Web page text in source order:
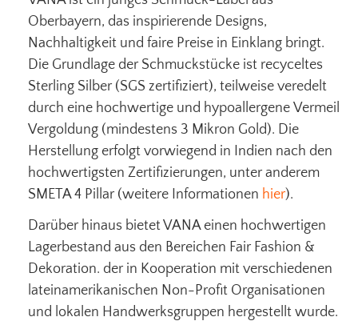
Oberbayern, das inspirierende Designs,
Nachhaltigkeit und faire Preise in Einklang bringt.
Die Grundlage der Schmuckstücke ist recyceltes
Sterling Silber (SGS zertifiziert), teilweise veredelt
durch eine hochwertige und hypoallergene Vermeil
Vergoldung (mindestens 3 Mikron Gold). Die
Herstellung erfolgt vorwiegend in Indien nach den
hochwertigsten Zertifizierungen, unter anderem
SMETA 4 Pillar (weitere Informationen hier).
Darüber hinaus bietet VANA einen hochwertigen
Lagerbestand aus den Bereichen Fair Fashion &
Dekoration. der in Kooperation mit verschiedenen
lateinamerikanischen Non-Profit Organisationen
und lokalen Handwerksgruppen hergestellt wurde.